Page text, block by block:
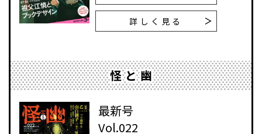
詳しく見る
怪と幽
最新号
Vol.022